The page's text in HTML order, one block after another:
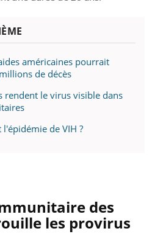
américaines pourrait
de décès
rendent le virus visible dans
de VIH ?
des
les provirus